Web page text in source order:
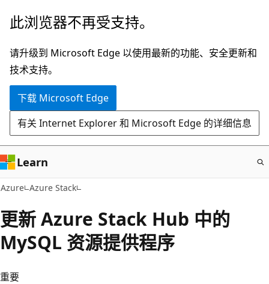
跳
主
要
内
此浏览器不再受支持。
请升级到 Microsoft Edge 以使用最新的功能、安全更新和
技术支持。
下载 Microsoft Edge
有关 Internet Explorer 和 Microsoft Edge 的详细信息
Learn
Azure Azure Stack
更新 Azure Stack Hub 中的
MySQL 资源提供程序
重要